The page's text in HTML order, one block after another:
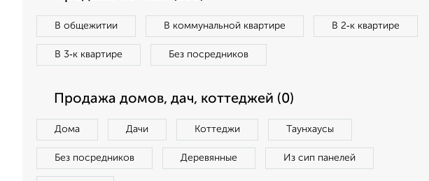
В общежитии В коммунальной квартире В 2‑к квартире
В 3‑к квартире Без посредников
Продажа домов, дач, коттеджей (0)
Дома Дачи Коттеджи Таунхаусы
Без посредников Деревянные Из сип панелей